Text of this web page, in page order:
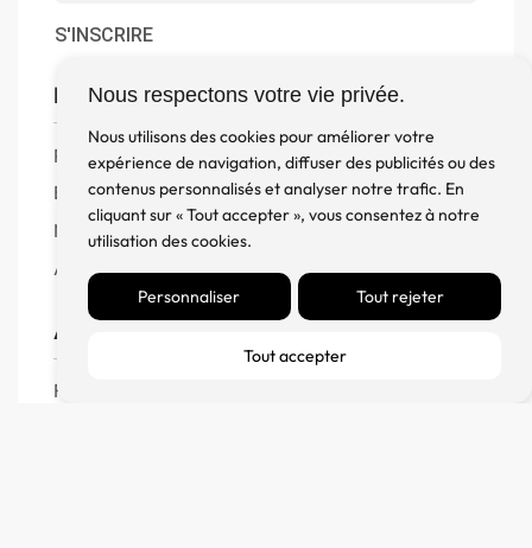
Nous respectons votre vie privée.
Nous utilisons des cookies pour améliorer votre
expérience de navigation, diffuser des publicités ou des
contenus personnalisés et analyser notre trafic. En
cliquant sur « Tout accepter », vous consentez à notre
utilisation des cookies.
Personnaliser Tout rejeter
Tout accepter
S'INSCRIRE
Boutique
Produits
Enceintes
Meuble, Rack et Support
Accessoires
Aide
FAQ